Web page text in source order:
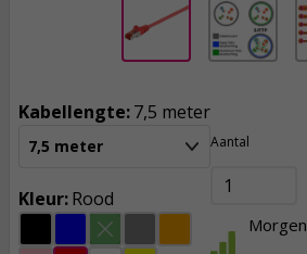
Kabellengte:7,5 meter
7,5 meter
Kleur:Rood
Aantal
Morgen